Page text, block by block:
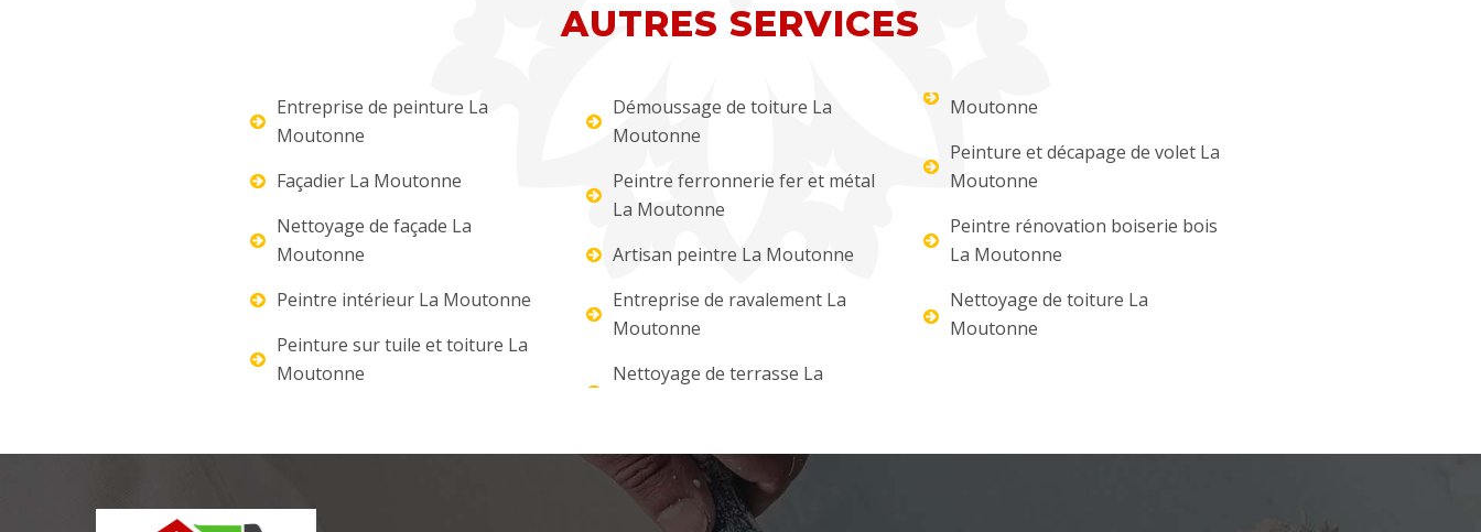
AUTRES SERVICES
Entreprise de peinture La
Moutonne
Façadier La Moutonne
Nettoyage de façade La
Moutonne
Peintre intérieur La Moutonne
Peinture sur tuile et toiture La
Moutonne
Démoussage de toiture La
Moutonne
Peintre ferronnerie fer et métal
La Moutonne
Artisan peintre La Moutonne
Entreprise de ravalement La
Moutonne
Nettoyage de terrasse La
Moutonne
Peinture et décapage de volet La
Moutonne
Peintre rénovation boiserie bois
La Moutonne
Nettoyage de toiture La
Moutonne